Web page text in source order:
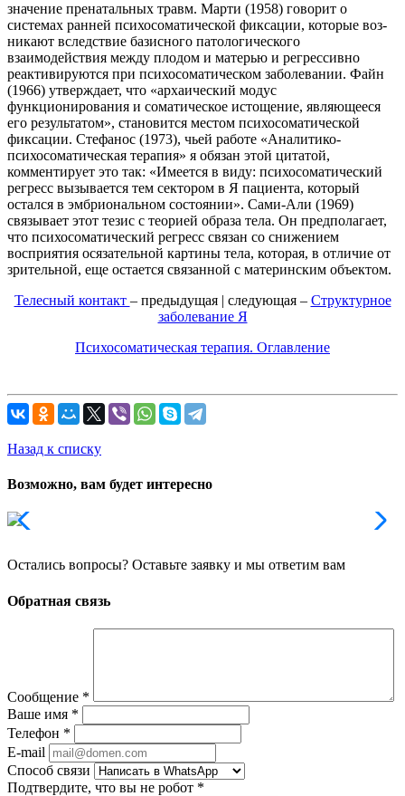
значение пренатальных травм. Марти (1958) говорит о
системах ранней психосоматической фиксации, которые воз­
никают вследствие базисного патологического
взаимодействия между плодом и матерью и регрессивно
реактивируются при психосоматическом заболева­нии. Файн
(1966) утверждает, что «архаический модус
функционирования и соматическое истощение, являющееся
его результатом», становится местом психосоматической
фиксации. Стефанос (1973), чьей работе «Аналитико-
психосоматическая терапия» я обязан этой цитатой,
комментирует это так: «Име­ется в виду: психосоматический
регресс вызывается тем сектором в Я пациен­та, который
остался в эмбриональном состоянии». Сами-Али (1969)
связыва­ет этот тезис с теорией образа тела. Он предполагает,
что психосоматический регресс связан со снижением
восприятия осязательной картины тела, которая, в отличие от
зрительной, еще остается связанной с материнским объектом.
Телесный контакт – предыдущая | следующая – Структурное
заболевание Я
Психосоматическая терапия. Оглавление
Назад к списку
Возможно, вам будет интересно
Остались вопросы? Оставьте заявку и мы ответим вам
Обратная связь
Сообщение *
Ваше имя *
Телефон *
E-mail
Способ связи
Подтвердите, что вы не робот *